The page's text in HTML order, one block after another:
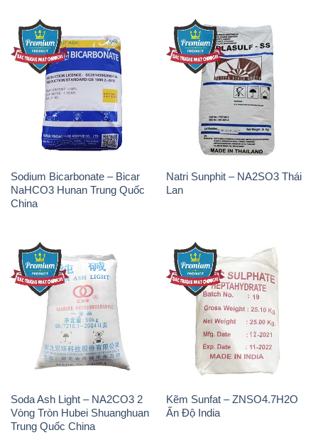
Sodium Bicarbonate – Bicar
NaHCO3 Hunan Trung Quốc
China
Natri Sunphit – NA2SO3 Thái
Lan
Soda Ash Light – NA2CO3 2
Vòng Tròn Hubei Shuanghuan
Trung Quốc China
Kẽm Sunfat – ZNSO4.7H2O
Ấn Độ India